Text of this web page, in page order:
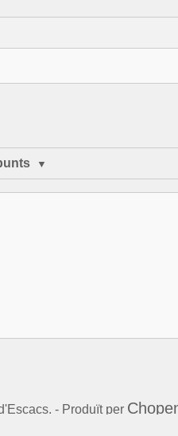
- Produït per